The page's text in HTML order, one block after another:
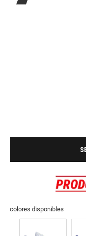
colores disponibles